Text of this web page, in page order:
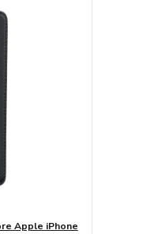
Apple iPhone